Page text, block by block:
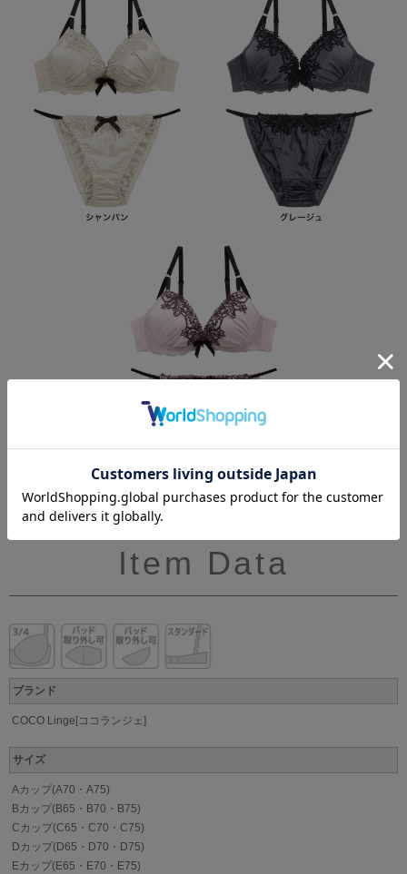
Item Data
ブランド
COCO Linge[ココランジェ]
サイズ
Aカップ(A70・A75)
Bカップ(B65・B70・B75)
Cカップ(C65・C70・C75)
Dカップ(D65・D70・D75)
Eカップ(E65・E70・E75)